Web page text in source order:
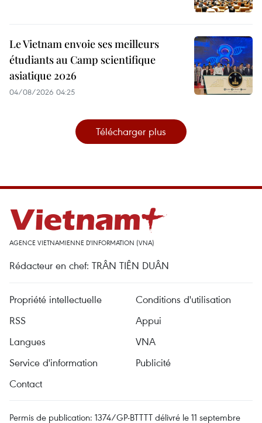
Le Vietnam envoie ses meilleurs
étudiants au Camp scientifique
asiatique 2026
04/08/2026 04:25
Télécharger plus
AGENCE VIETNAMIENNE D'INFORMATION (VNA)
Rédacteur en chef: TRÂN TIÊN DUÂN
Propriété intellectuelle
Conditions d'utilisation
RSS
Appui
Langues
VNA
Service d'information
Publicité
Contact
Permis de publication: 1374/GP-BTTTT délivré le 11 septembre